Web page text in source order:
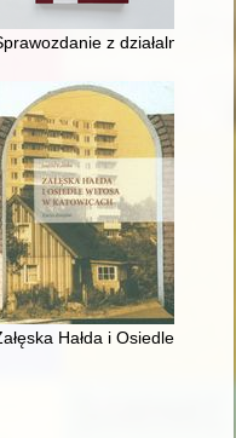
społeczno-metafizycznej
z działalności
w Katowicach
Hałda i Osiedle